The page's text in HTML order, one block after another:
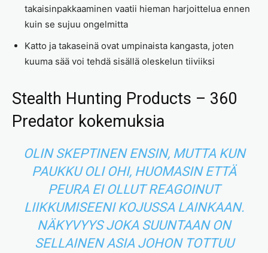
takaisinpakkaaminen vaatii hieman harjoittelua ennen
kuin se sujuu ongelmitta
Katto ja takaseinä ovat umpinaista kangasta, joten
kuuma sää voi tehdä sisällä oleskelun tiiviiksi
Stealth Hunting Products – 360
Predator kokemuksia
OLIN SKEPTINEN ENSIN, MUTTA KUN
PAUKKU OLI OHI, HUOMASIN ETTÄ
PEURA EI OLLUT REAGOINUT
LIIKKUMISEENI KOJUSSA LAINKAAN.
NÄKYVYYS JOKA SUUNTAAN ON
SELLAINEN ASIA JOHON TOTTUU